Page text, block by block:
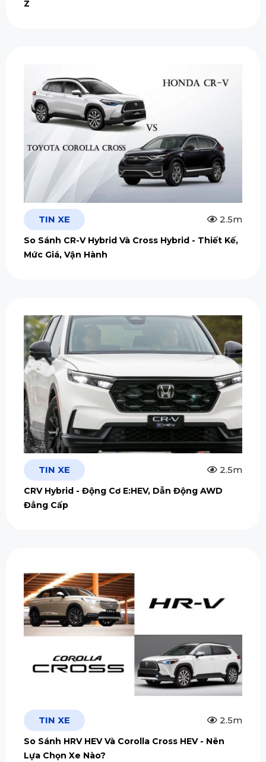
Z
TIN XE 2.5m
So Sánh CR-V Hybrid Và Cross Hybrid - Thiết Kế,
Mức Giá, Vận Hành
TIN XE 2.5m
CRV Hybrid - Động Cơ E:HEV, Dẫn Động AWD
Đẳng Cấp
TIN XE 2.5m
So Sánh HRV HEV Và Corolla Cross HEV - Nên
Lựa Chọn Xe Nào?